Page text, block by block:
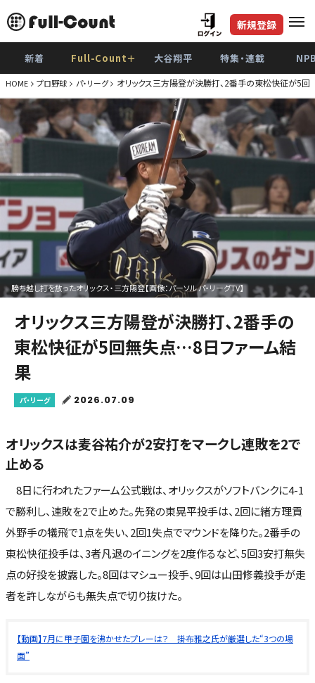
新規登録
新着 Full-Count＋ 大谷翔平 特集・連載
HOME プロ野球 パ・リーグ オリックス三方陽登が決勝打、2番手の東松快征が5
勝ち越し打を放ったオリックス・三方陽登【画像：パーソル パ・リーグTV】
オリックス三方陽登が決勝打、2番手の
東松快征が5回無失点…8日ファーム結
果
パ・リーグ 2026.07.09
オリックスは麦谷祐介が2安打をマークし連敗を2で
止める
8日に行われたファーム公式戦は、オリックスがソフトバンクに4-1
で勝利し、連敗を2で止めた。先発の東晃平投手は、2回に緒方理貢
外野手の犠飛で1点を失い、2回1失点でマウンドを降りた。2番手の
東松快征投手は、3者凡退のイニングを2度作るなど、5回3安打無失
点の好投を披露した。8回はマシュー投手、9回は山田修義投手が走
者を許しながらも無失点で切り抜けた。
【動画】7月に甲子園を沸かせたプレーは？ 掛布雅之氏が厳選した“3つの場
面”